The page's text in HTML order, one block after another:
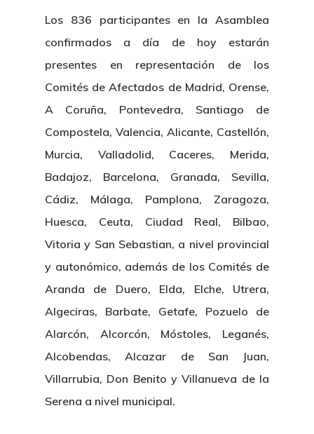
Los 836 participantes en la Asamblea
confirmados a día de hoy estarán
presentes en representación de los
Comités de Afectados de Madrid, Orense,
A Coruña, Pontevedra, Santiago de
Compostela, Valencia, Alicante, Castellón,
Murcia, Valladolid, Caceres, Merida,
Badajoz, Barcelona, Granada, Sevilla,
Cádiz, Málaga, Pamplona, Zaragoza,
Huesca, Ceuta, Ciudad Real, Bilbao,
Vitoria y San Sebastian, a nivel provincial
y autonómico, además de los Comités de
Aranda de Duero, Elda, Elche, Utrera,
Algeciras, Barbate, Getafe, Pozuelo de
Alarcón, Alcorcón, Móstoles, Leganés,
Alcobendas, Alcazar de San Juan,
Villarrubia, Don Benito y Villanueva de la
Serena a nivel municipal.